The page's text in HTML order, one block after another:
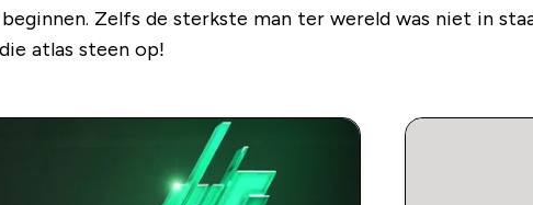
Zelfs de sterkste man ter wereld was niet in
atlas steen op!